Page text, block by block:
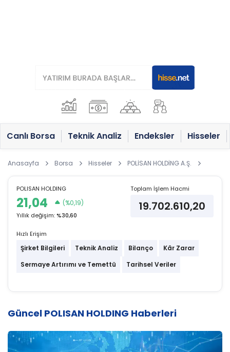
Canlı Borsa Teknik Analiz Endeksler Hisseler
Anasayfa Borsa Hisseler POLİSAN HOLDİNG A.Ş.
POLISAN HOLDING
21,04 (%0,19)
Yıllık değişim:%30,60
Toplam İşlem Hacmi
19.702.610,20
Hızlı Erişim
Şirket Bilgileri Teknik Analiz Bilanço
Kâr Zarar
Sermaye Artırımı ve Temettü
Tarihsel Veriler
Güncel POLISAN HOLDING Haberleri